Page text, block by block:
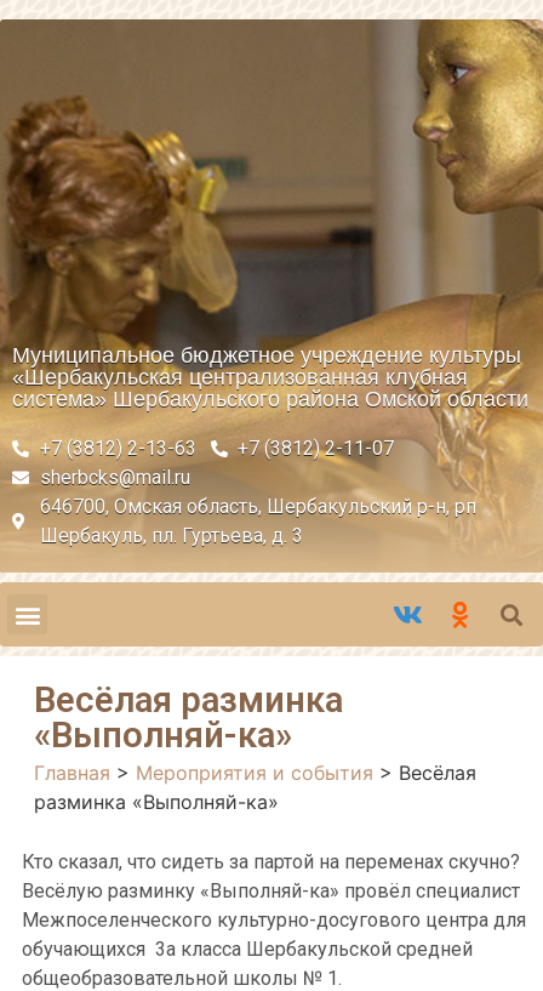
Муниципальное бюджетное учреждение культуры
«Шербакульская централизованная клубная
система» Шербакульского района Омской области
+7 (3812) 2-13-63
+7 (3812) 2-11-07
sherbcks@mail.ru
646700, Омская область, Шербакульский р-н, рп
Шербакуль, пл. Гуртьева, д. 3
Весёлая разминка
«Выполняй-ка»
Главная > Мероприятия и события > Весёлая
разминка «Выполняй-ка»
Кто сказал, что сидеть за партой на переменах скучно?
Весёлую разминку «Выполняй-ка» провёл специалист
Межпоселенческого культурно-досугового центра для
обучающихся 3а класса Шербакульской средней
общеобразовательной школы № 1.